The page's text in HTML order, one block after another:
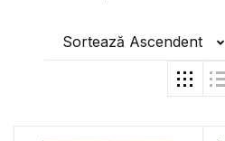
Sortează Ascendent